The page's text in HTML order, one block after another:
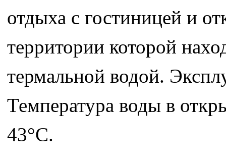
отдыха с гостиницей и
территории которой
термальной водой.
Температура воды в
43°C.